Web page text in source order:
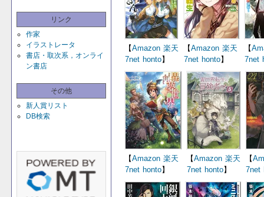
リンク
作家
イラストレータ
書店・取次系，オンライ
ン書店
その他
新人賞リスト
DB検索
【Amazon 楽天
7net honto】
【Amazon 楽天
7net honto】
【
7net
【Amazon 楽天
7net honto】
【Amazon 楽天
7net honto】
【
7net